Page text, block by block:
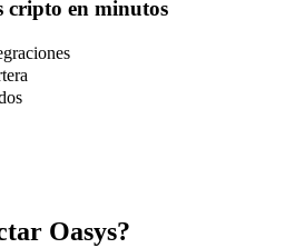
cripto en minutos
Oasys?